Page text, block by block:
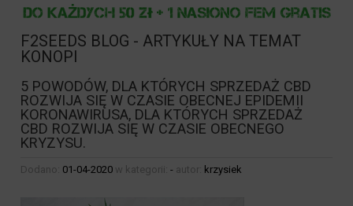
F2SEEDS BLOG - ARTYKUŁY NA TEMAT
KONOPI
5 POWODÓW, DLA KTÓRYCH SPRZEDAŻ CBD
ROZWIJA SIĘ W CZASIE OBECNEJ EPIDEMII
KORONAWIRUSA, DLA KTÓRYCH SPRZEDAŻ
CBD ROZWIJA SIĘ W CZASIE OBECNEGO
KRYZYSU.
Dodano: 01-04-2020 w kategorii: - autor: krzysiek